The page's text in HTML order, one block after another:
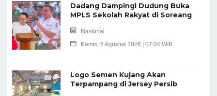
Dadang Dampingi Dudung Buka
MPLS Sekolah Rakyat di Soreang
Nasional
Kamis, 6 Agustus 2026 | 07:04 WIB
Logo Semen Kujang Akan
Terpampang di Jersey Persib